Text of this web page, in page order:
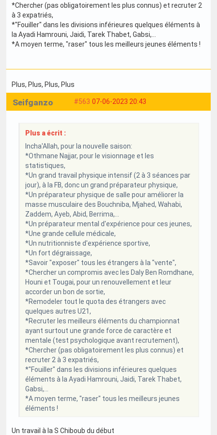
*Chercher (pas obligatoirement les plus connus) et recruter 2
à 3 expatriés,
*"Fouiller" dans les divisions inférieures quelques éléments à
la Ayadi Hamrouni, Jaidi, Tarek Thabet, Gabsi,...
*A moyen terme, "raser" tous les meilleurs jeunes éléments !
Plus, Plus, Plus, Plus
#563 07-06-2023 20:43
Seifganzo
Plus a écrit :
Incha'Allah, pour la nouvelle saison:
*Othmane Najjar, pour le visionnage et les
statistiques,
*Un grand travail physique intensif (2 à 3 séances par
jour), à la FB, donc un grand préparateur physique,
*Un préparateur physique de salle pour améliorer la
masse musculaire des Bouchniba, Mjahed, Wahabi,
Zaddem, Ayeb, Abid, Berrima,...
*Un préparateur mental d'expérience pour ces jeunes,
*Une grande cellule médicale,
*Un nutritionniste d'expérience sportive,
*Un fort dégraissage,
*Savoir "exposer" tous les étrangers à la "vente",
*Chercher un compromis avec les Daly Ben Romdhane,
Houni et Tougai, pour un renouvellement et leur
accorder un bon de sortie,
*Remodeler tout le quota des étrangers avec
quelques autres U21,
*Recruter les meilleurs éléments du championnat
ayant surtout une grande force de caractère et
mentale (test psychologique avant recrutement),
*Chercher (pas obligatoirement les plus connus) et
recruter 2 à 3 expatriés,
*"Fouiller" dans les divisions inférieures quelques
éléments à la Ayadi Hamrouni, Jaidi, Tarek Thabet,
Gabsi,...
*A moyen terme, "raser" tous les meilleurs jeunes
éléments !
Un travail à la S Chiboub du début